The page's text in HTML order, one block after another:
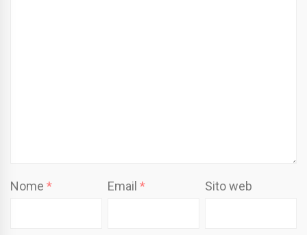
Nome * Email* Sito web